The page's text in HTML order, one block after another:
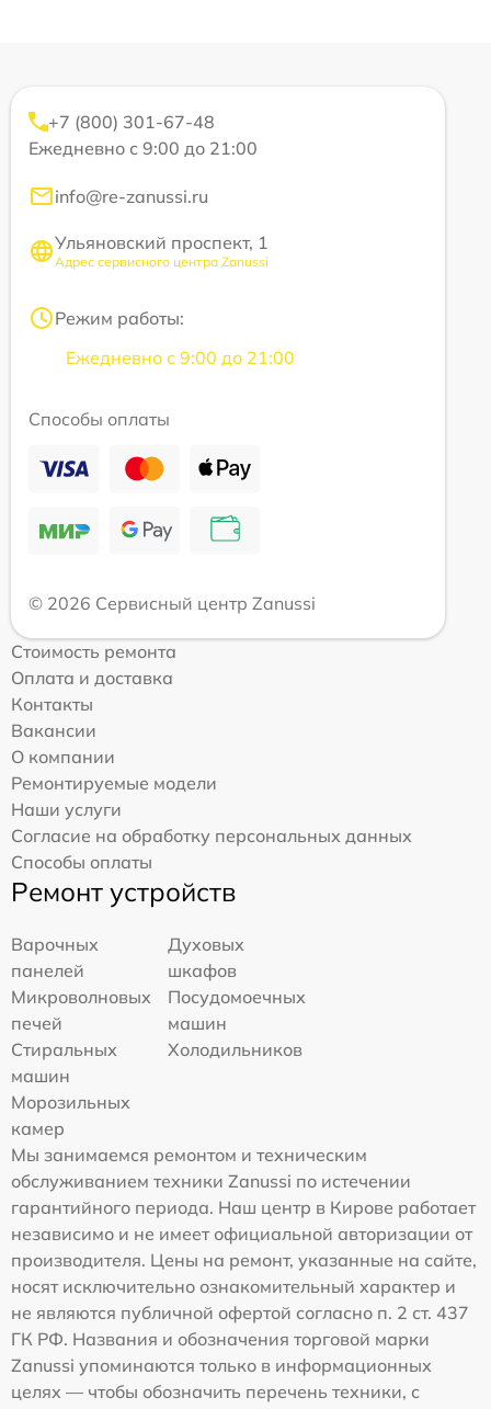
+7 (800) 301-67-48
Ежедневно с 9:00 до 21:00
info@re-zanussi.ru
Ульяновский проспект, 1
Адрес сервисного центра Zanussi
Режим работы:
Ежедневно с 9:00 до 21:00
Способы оплаты
© 2026 Сервисный центр Zanussi
Стоимость ремонта
Оплата и доставка
Контакты
Вакансии
О компании
Ремонтируемые модели
Наши услуги
Согласие на обработку персональных данных
Способы оплаты
Ремонт устройств
Варочных
панелей
Духовых
шкафов
Микроволновых
печей
Посудомоечных
машин
Стиральных
машин
Холодильников
Морозильных
камер
Мы занимаемся ремонтом и техническим
обслуживанием техники Zanussi по истечении
гарантийного периода. Наш центр в Кирове работает
независимо и не имеет официальной авторизации от
производителя. Цены на ремонт, указанные на сайте,
носят исключительно ознакомительный характер и
не являются публичной офертой согласно п. 2 ст. 437
ГК РФ. Названия и обозначения торговой марки
Zanussi упоминаются только в информационных
целях — чтобы обозначить перечень техники, с